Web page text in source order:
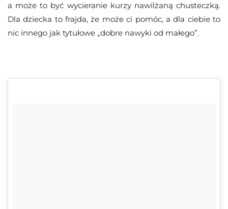
a może to być wycieranie kurzy nawilżaną chusteczką.
Dla dziecka to frajda, że może ci pomóc, a dla ciebie to
nic innego jak tytułowe „dobre nawyki od małego”.